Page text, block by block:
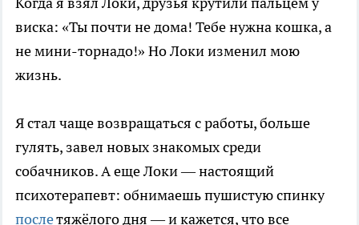
виска: «Ты почти не дома! Тебе нужна кошка, а
не мини-торнадо!» Но Локи изменил мою
жизнь.
Я стал чаще возвращаться с работы, больше
гулять, завел новых знакомых среди
собачников. А еще Локи — настоящий
психотерапевт: обнимаешь пушистую спинку
послетяжёлого дня — и кажется, что все